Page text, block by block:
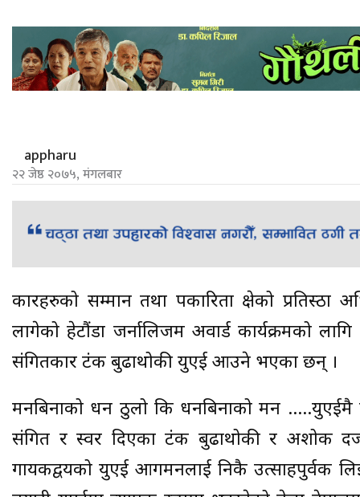
appharu
२२ जेष्ठ २०७५, मंगलबार
त्रकारहरुको सम्मान तथा पत्रकारिता क्षेत्रको
लागेको हेटौंडा जर्नालिजम अवार्ड कार्यक्रमको
संगितकार टंक बुढाथोकी युएई आउने भएका छन् ।
मनबिनाको धन ठुलो कि धनबिनाको मन …..युएईमै
संगित र स्वर दिएका टंक बुढाथोकी र अशोक
गायकद्वयको युएई आगमनलाई निकै उत्साहपुर्वक